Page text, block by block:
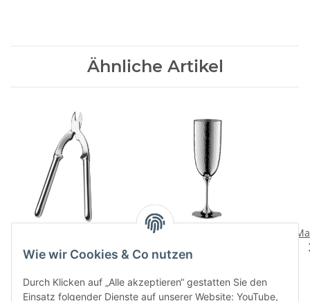
Ähnliche Artikel
Champagneroeffner
407,00 CHF*
347,00 CHF
Wie wir Cookies & Co nutzen
Durch Klicken auf „Alle akzeptieren“ gestatten Sie den
Einsatz folgender Dienste auf unserer Website: YouTube,